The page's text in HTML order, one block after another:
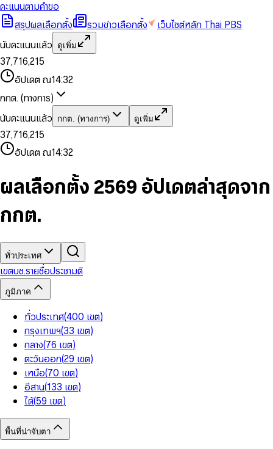
คะแนนตามคำขอ
สรุปผลเลือกตั้ง
รวมข่าวเลือกตั้ง
เว็บไซต์หลัก Thai PBS
นับคะแนนแล้ว
ดูเพิ่ม
0
1
2
3
4
5
6
8
9
2
3
4
5
6
7
8
9
,
2
4
6
7
8
9
0
1
2
3
4
5
6
7
8
9
1
3
5
6
7
8
9
,
1
2
4
5
7
8
9
0
1
3
4
6
7
8
9
0
2
3
4
5
7
8
อัปเดต ณ14:32
กกต. (ทางการ)
นับคะแนนแล้ว
กกต. (ทางการ) ดูเพิ่ม
0
1
2
3
4
5
7
8
0
1
2
4
5
6
7
8
9
,
0
1
2
4
6
7
8
9
0
1
2
3
5
6
8
9
0
1
3
5
6
7
8
,
1
2
4
6
7
9
0
1
3
5
6
8
9
0
2
3
4
5
7
9
อัปเดต ณ14:32
ผลเลือกตั้ง 2569 อัปเดตล่าสุดจาก
กกต.
ทั่วประเทศ
เขตบช.รายชื่อประชามติ
ภูมิภาค
ทั่วประเทศ(400 เขต)
กรุงเทพฯ(33 เขต)
กลาง(76 เขต)
ตะวันออก(29 เขต)
เหนือ(70 เขต)
อีสาน(133 เขต)
ใต้(59 เขต)
พื้นที่น่าจับตา